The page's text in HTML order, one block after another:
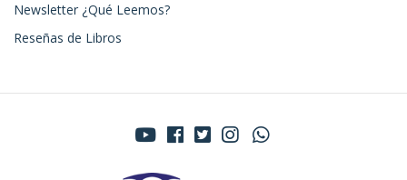
Newsletter ¿Qué Leemos?
Reseñas de Libros